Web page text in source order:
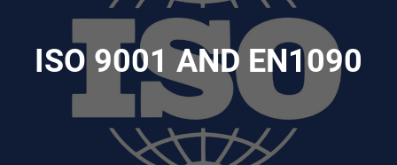
ISO 9001 AND EN1090